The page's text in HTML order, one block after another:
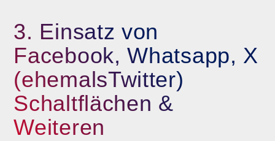
3. Einsatz von
Facebook, Whatsapp, X
(ehemalsTwitter)
Schaltflächen &
Weiteren